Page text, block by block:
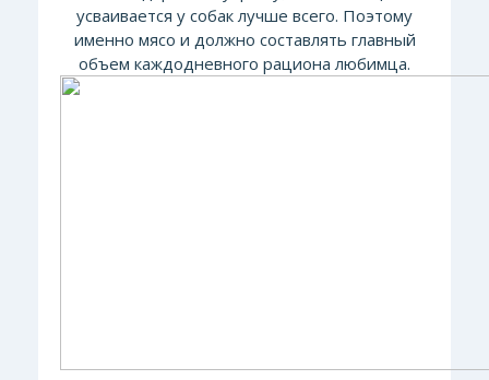
усваивается у собак лучше всего. Поэтому
именно мясо и должно составлять главный
объем каждодневного рациона любимца.